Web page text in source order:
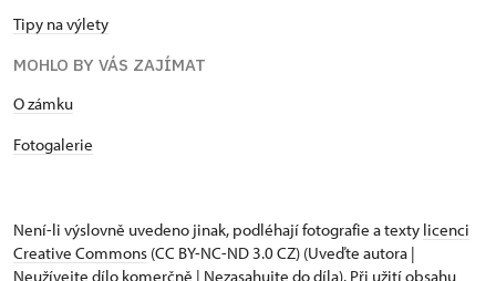
Tipy na výlety
MOHLO BY VÁS ZAJÍMAT
O zámku
Fotogalerie
Není-li výslovně uvedeno jinak, podléhají fotografie a texty licenci
Creative Commons (CC BY-NC-ND 3.0 CZ) (Uveďte autora |
Neužívejte dílo komerčně | Nezasahujte do díla). Při užití obsahu